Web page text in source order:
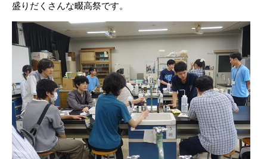
盛りだくさんな畷高祭です。